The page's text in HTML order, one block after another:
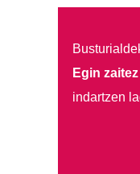
Egin
indartzen